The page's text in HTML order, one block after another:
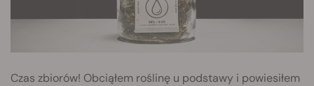
Czas zbiorów! Obciąłem roślinę u podstawy i powiesiłem